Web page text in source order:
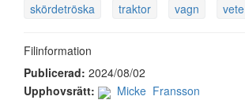
skördetröska
traktor vagn vete
Filinformation
Publicerad: 2024/08/02
Upphovsrätt:
Micke Fransson